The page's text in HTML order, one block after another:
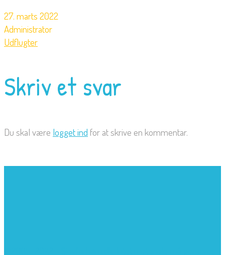
27. marts 2022
Administrator
Udflugter
Skriv et svar
Du skal være logget ind for at skrive en kommentar.